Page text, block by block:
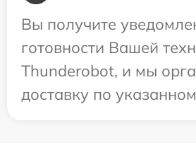
Вы получите
готовности Вашей
Thunderobot, и мы
доставку по